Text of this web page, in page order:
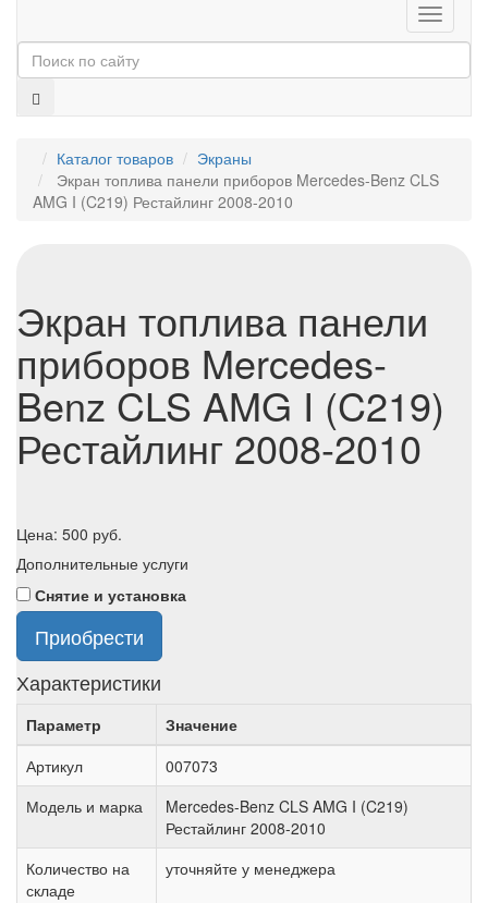
Меню
Каталог товаров
Экраны
Экран топлива панели приборов Mercedes-Benz CLS
AMG I (C219) Рестайлинг 2008-2010
Экран топлива панели
приборов Mercedes-
Benz CLS AMG I (C219)
Рестайлинг 2008-2010
Цена: 500 руб.
Дополнительные услуги
Снятие и установка
Приобрести
Характеристики
Параметр
Значение
Артикул
007073
Модель и марка
Mercedes-Benz CLS AMG I (C219)
Рестайлинг 2008-2010
Количество на
складе
уточняйте у менеджера